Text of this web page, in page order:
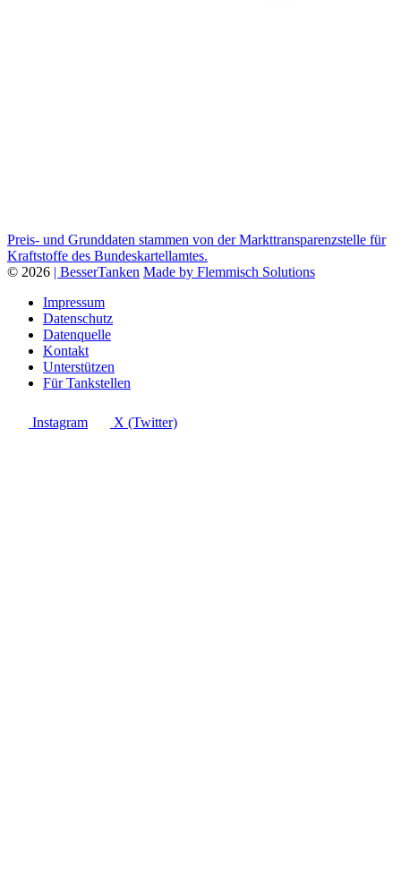
Preis- und Grunddaten stammen von der Markttransparenzstelle für
Kraftstoffe des Bundeskartellamtes.
© 2026 | BesserTanken Made by Flemmisch Solutions
Impressum
Datenschutz
Datenquelle
Kontakt
Unterstützen
Für Tankstellen
Instagram X (Twitter)